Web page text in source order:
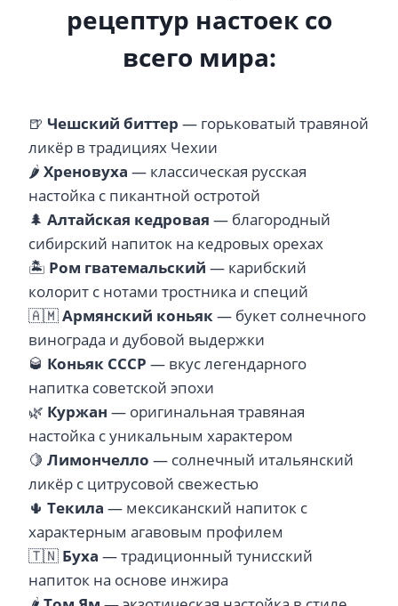
рецептур настоек со
всего мира:
🍺 Чешский биттер — горьковатый травяной
ликёр в традициях Чехии
🌶️ Хреновуха — классическая русская
настойка с пикантной остротой
🌲 Алтайская кедровая — благородный
сибирский напиток на кедровых орехах
🏝️ Ром гватемальский — карибский
колорит с нотами тростника и специй
🇦🇲Армянский коньяк— букет солнечного
винограда и дубовой выдержки
🥃 Коньяк СССР — вкус легендарного
напитка советской эпохи
🌿 Куржан — оригинальная травяная
настойка с уникальным характером
🍋 Лимончелло — солнечный итальянский
ликёр с цитрусовой свежестью
🌵 Текила — мексиканский напиток с
характерным агавовым профилем
🇹🇳 Буха — традиционный тунисский
напиток на основе инжира